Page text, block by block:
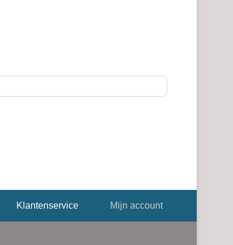
Klantenservice Mijn account